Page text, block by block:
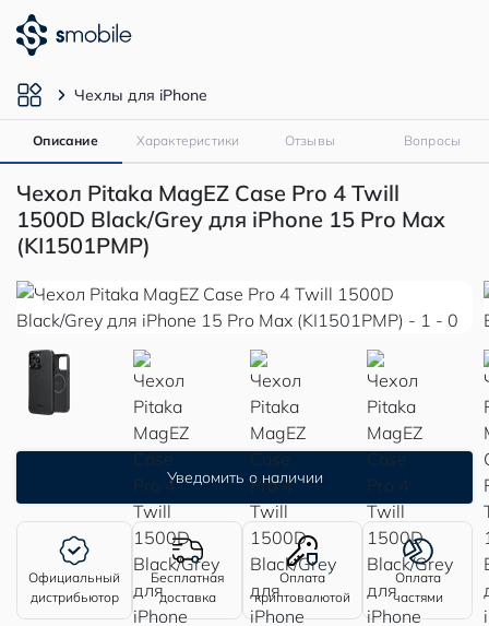
Чехлы для iPhone
Описание Характеристики Отзывы Вопросы
Чехол Pitaka MagEZ Case Pro 4 Twill
1500D Black/Grey для iPhone 15 Pro Max
(KI1501PMP)
Уведомить о наличии
Официальный
дистрибьютор
Бесплатная
доставка
Оплата
криптовалютой
Оплата
частями